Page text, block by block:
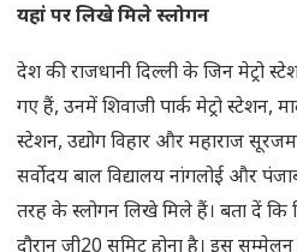
यहां पर लिखे मिले स्लोगन
देश की राजधानी दिल्ली के जिन मेट्रो
गए हैं, उनमें शिवाजी पार्क मेट्रो स्टेशन,
स्टेशन, उद्योग विहार और महाराज
सर्वोदय बाल विद्यालय नांगलोई और
तरह के स्लोगन लिखे मिले हैं। बता दें